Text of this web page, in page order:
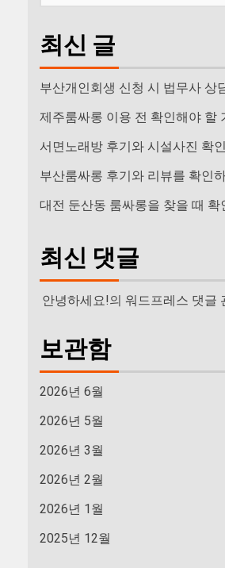
최신 글
부산개인회생 신청 시 법무사 상
제주룸싸롱 이용 전 확인해야 할
서면노래방 후기와 시설사진 확
부산룸싸롱 후기와 리뷰를 확인
대전 둔산동 룸싸롱을 찾을 때 확
최신 댓글
안녕하세요!의 워드프레스 댓글
보관함
2026년 6월
2026년 5월
2026년 3월
2026년 2월
2026년 1월
2025년 12월